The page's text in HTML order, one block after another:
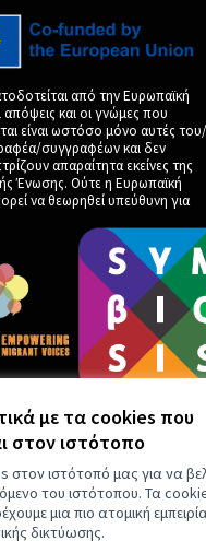
με τα cookies που
στον ιστότοπο
στον ιστότοπό μας για να
του ιστότοπου. Τα
μια πιο ατομική
δικτύωσης.
από την Ευρωπαϊκή
και οι γνώμες που
είναι ωστόσο μόνο αυτές
συγγραφέων και δεν
απαραίτητα εκείνες της
Ένωσης. Ούτε η Ευρωπαϊκή
να θεωρηθεί υπεύθυνη για
by